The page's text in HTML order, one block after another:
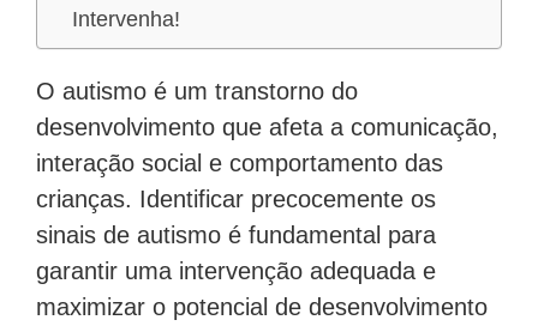
Intervenha!
O autismo é um transtorno do
desenvolvimento que afeta a comunicação,
interação social e comportamento das
crianças. Identificar precocemente os
sinais de autismo é fundamental para
garantir uma intervenção adequada e
maximizar o potencial de desenvolvimento